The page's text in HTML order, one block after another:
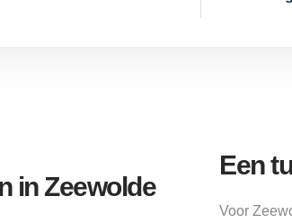
in Zeewolde
Een
Voor